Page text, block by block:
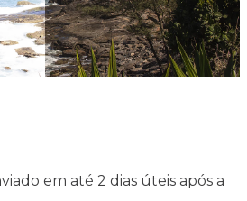
em até 2 dias úteis após a